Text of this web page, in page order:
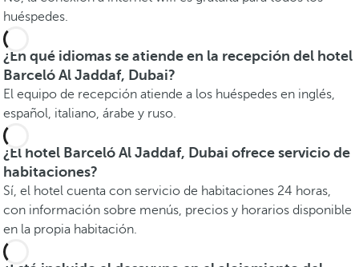
huéspedes.
¿En qué idiomas se atiende en la recepción del hotel
Barceló Al Jaddaf, Dubai?
El equipo de recepción atiende a los huéspedes en inglés,
español, italiano, árabe y ruso.
¿El hotel Barceló Al Jaddaf, Dubai ofrece servicio de
habitaciones?
Sí, el hotel cuenta con servicio de habitaciones 24 horas,
con información sobre menús, precios y horarios disponible
en la propia habitación.